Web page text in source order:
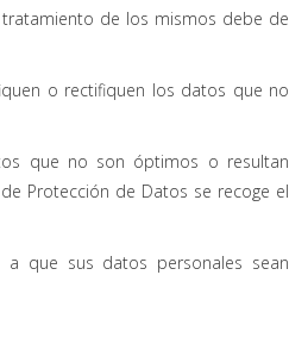
de los mismos debe de
o rectifiquen los datos que no
que no son óptimos o resultan
Protección de Datos se recoge el
a que sus datos personales sean